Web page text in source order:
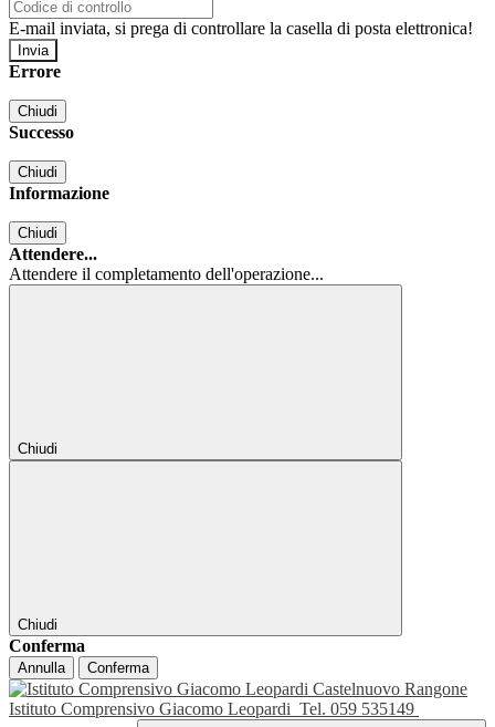
E-mail inviata, si prega di controllare la casella di posta elettronica!
Errore
Chiudi
Successo
Chiudi
Informazione
Chiudi
Attendere...
Attendere il completamento dell'operazione...
Chiudi
Chiudi
Conferma
Annulla Conferma
Istituto Comprensivo Giacomo Leopardi Tel. 059 535149